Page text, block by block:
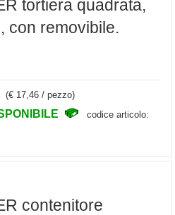
tortiera quadrata,
con removibile.
(€ 17,46 / pezzo)
codice articolo:
contenitore